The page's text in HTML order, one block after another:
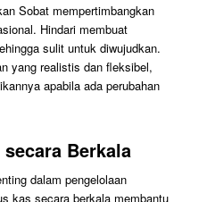
Sobat mempertimbangkan
Hindari membuat
sulit untuk diwujudkan.
yang realistis dan fleksibel,
apabila ada perubahan
Berkala
dalam pengelolaan
kas secara berkala membantu